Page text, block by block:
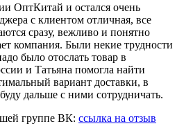
ОптКитай и остался очень
с клиентом отличная, все
сразу, вежливо и понятно
компания. Были некие трудности
было отослать товар в
и Татьяна помогла найти
вариант доставки, в
дальше с ними сотрудничать.
группе ВК: ссылка на отзыв